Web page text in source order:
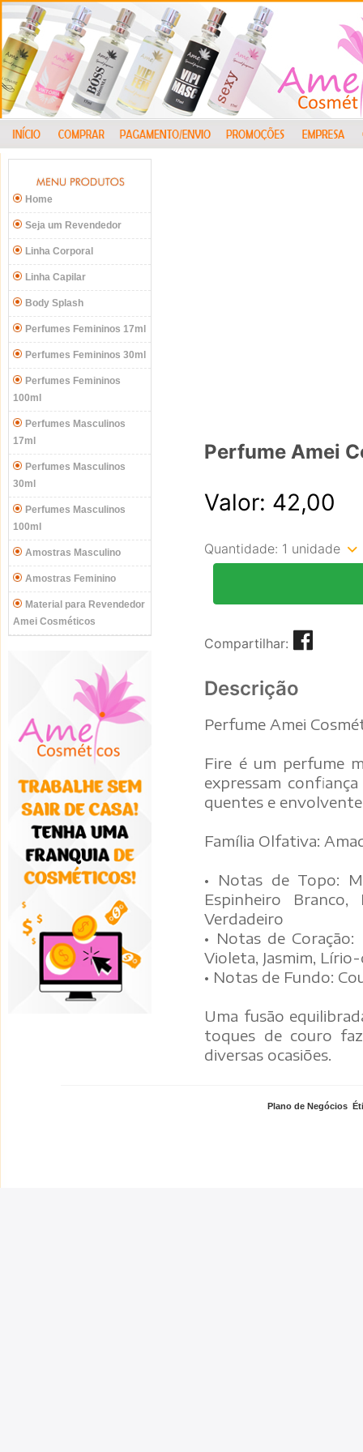
Home
Seja um Revendedor
Linha Corporal
Linha Capilar
Body Splash
Perfumes Femininos 17ml
Perfumes Femininos 30ml
Perfumes Femininos
100ml
Perfumes Masculinos
17ml
Perfumes Masculinos
30ml
Perfumes Masculinos
100ml
Amostras Masculino
Amostras Feminino
Material para Revendedor
Amei Cosméticos
Perfume Amei
Valor: 42,00
Quantidade: 1 unidade
Compartilhar:
Descrição
Perfume Amei
Fire é um perfume
expressam
quentes e
Família Olfativa:
• Notas de Topo:
Espinheiro
Verdadeiro
• Notas de Coração:
Violeta, Jasmim,
• Notas de Fundo:
Uma fusão
toques de couro
diversas ocasiões.
Plano de Negócios ,